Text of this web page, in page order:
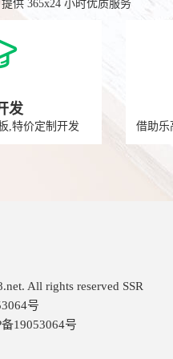
供 365x24 小时优质服务
发
,特价定制开发 借助乐
All rights reserved SSR
号
19053064号